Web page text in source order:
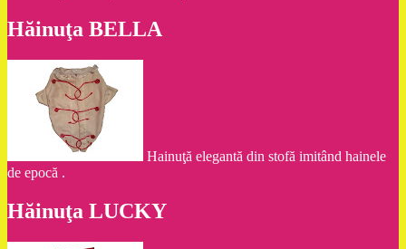
Hăinuţa BELLA
Hainuţă elegantă din stofă imitând hainele
de epocă .
Hăinuţa LUCKY